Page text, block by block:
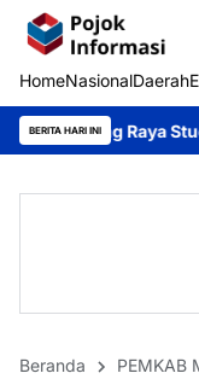
HomeNasionalDaerah
BERITA HARI INI
Studi Komparasi ke
Beranda PEMKAB